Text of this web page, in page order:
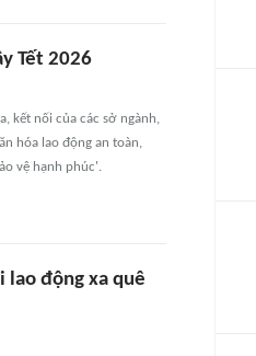
Tết 2026
kết nối của các sở ngành,
hóa lao động an toàn,
vệ hạnh phúc'.
lao động xa quê